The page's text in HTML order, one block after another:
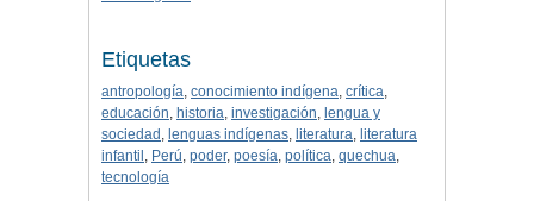
Etiquetas
antropología, conocimiento indígena, crítica,
educación, historia, investigación, lengua y
sociedad , lenguas indígenas, literatura, literatura
infantil , Perú, poder, poesía, política, quechua,
tecnología